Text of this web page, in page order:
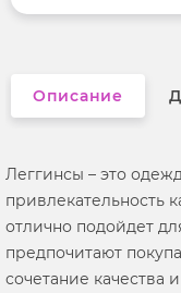
Описание
Леггинсы – это
привлекательность
отлично подойдет
предпочитают
сочетание качества